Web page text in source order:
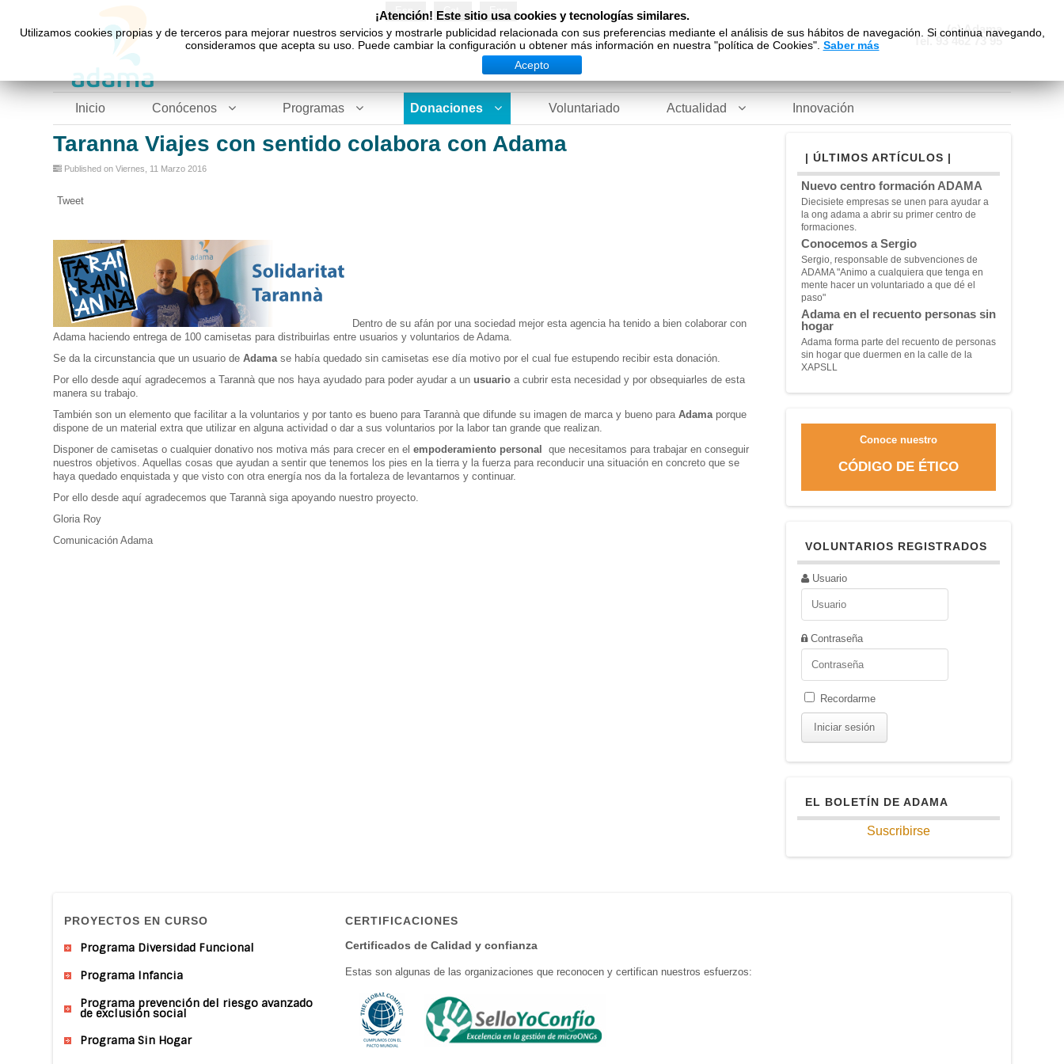
Esp Cat Eng
(c) Adama
Tel. 93 462 73 95
¡Atención! Este sitio usa cookies y tecnologías similares.
Utilizamos cookies propias y de terceros para mejorar nuestros servicios y mostrarle publicidad relacionada con sus preferencias mediante el análisis de sus hábitos de navegación. Si continua navegando,
consideramos que acepta su uso. Puede cambiar la configuración u obtener más información en nuestra "política de Cookies". Saber más
Acepto
Inicio Conócenos Programas Donaciones Voluntariado Actualidad Innovación
Taranna Viajes con sentido colabora con Adama
Published on Viernes, 11 Marzo 2016
Tweet
Dentro de su afán por una sociedad mejor esta agencia ha tenido a bien colaborar con
Adama haciendo entrega de 100 camisetas para distribuirlas entre usuarios y voluntarios de Adama.
Se da la circunstancia que un usuario deAdamase había quedado sin camisetas ese día motivo por el cual fue estupendo recibir esta donación.
Por ello desde aquí agradecemos a Tarannà que nos haya ayudado para poder ayudar a unusuario a cubrir esta necesidad y por obsequiarles de esta
manera su trabajo.
También son un elemento que facilitar a la voluntarios y por tanto es bueno para Tarannà que difunde su imagen de marca y bueno paraAdamaporque
dispone de un material extra que utilizar en alguna actividad o dar a sus voluntarios por la labor tan grande que realizan.
Disponer de camisetas o cualquier donativo nos motiva más para crecer en elempoderamiento personal
que necesitamos para trabajar en conseguir
nuestros objetivos. Aquellas cosas que ayudan a sentir que tenemos los pies en la tierra y la fuerza para reconducir una situación en concreto que se
haya quedado enquistada y que visto con otra energía nos da la fortaleza de levantarnos y continuar.
Por ello desde aquí agradecemos que Tarannà siga apoyando nuestro proyecto.
Gloria Roy
Comunicación Adama
| ÚLTIMOS ARTÍCULOS |
Nuevo centro formación ADAMA
Diecisiete empresas se unen para ayudar a
la ong adama a abrir su primer centro de
formaciones.
Conocemos a Sergio
Sergio, responsable de subvenciones de
ADAMA "Animo a cualquiera que tenga en
mente hacer un voluntariado a que dé el
paso"
Adama en el recuento personas sin
hogar
Adama forma parte del recuento de personas
sin hogar que duermen en la calle de la
XAPSLL
Conoce nuestro
CÓDIGO DE ÉTICO
VOLUNTARIOS REGISTRADOS
Usuario
Contraseña
Recordarme
EL BOLETÍN DE ADAMA
Suscribirse
PROYECTOS EN CURSO
Programa Diversidad Funcional
Programa Infancia
Programa prevención del riesgo avanzado
de exclusión social
Programa Sin Hogar
CERTIFICACIONES
Certificados de Calidad y confianza
Estas son algunas de las organizaciones que reconocen y certifican nuestros esfuerzos: